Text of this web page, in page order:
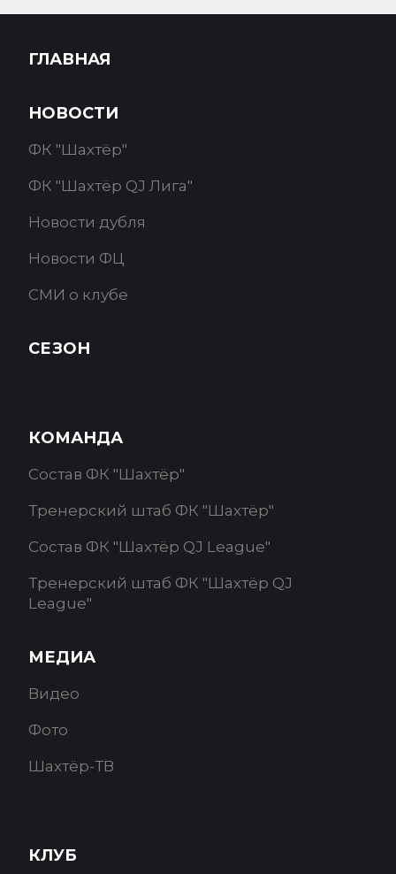
ГЛАВНАЯ
НОВОСТИ
ФК "Шахтёр"
ФК "Шахтёр QJ Лига"
Новости дубля
Новости ФЦ
СМИ о клубе
СЕЗОН
КОМАНДА
Состав ФК "Шахтёр"
Тренерский штаб ФК "Шахтёр"
Состав ФК "Шахтёр QJ League"
Тренерский штаб ФК "Шахтёр QJ
League"
МЕДИА
Видео
Фото
Шахтёр-ТВ
КЛУБ